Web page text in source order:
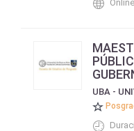
Online